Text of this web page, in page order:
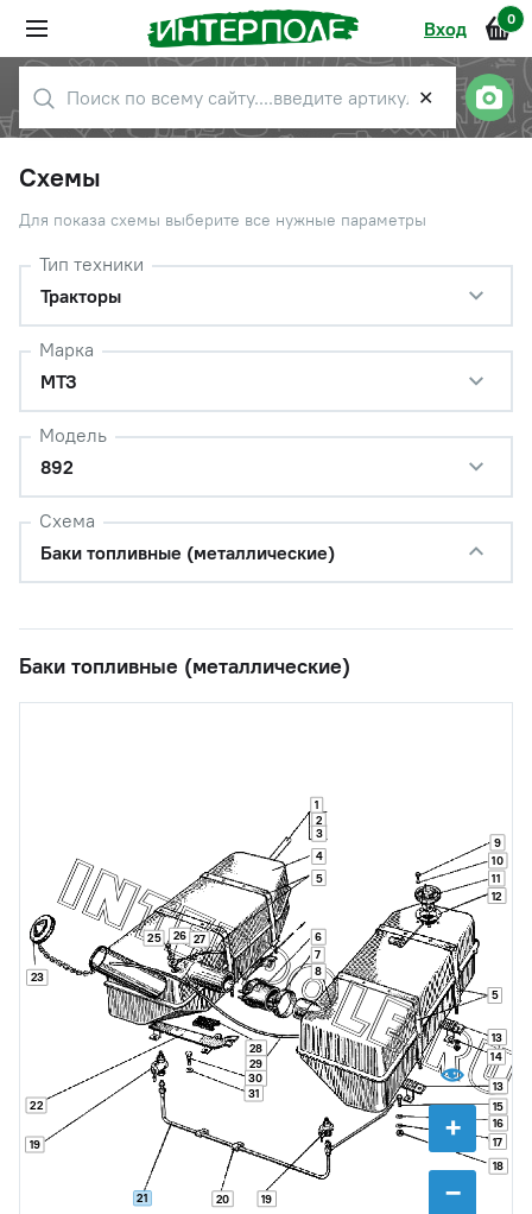
Вход 0
✕
Схемы
Для показа схемы выберите все нужные параметры
Тип техники
Тракторы
Марка
МТЗ
Модель
892
Схема
Баки топливные (металлические)
Баки топливные (металлические)
+
−
1
2
3
4
5
5
6
7
8
9
10
11
12
13
13
14
15
16
17
18
19
19
20
21
22
23
25 26 27
28
29
30
31